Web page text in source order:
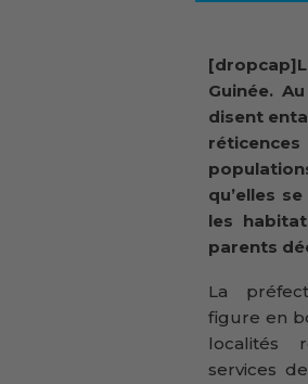
Guinée.
disent
qu’elles
les
parents
La
figure en
localités
services